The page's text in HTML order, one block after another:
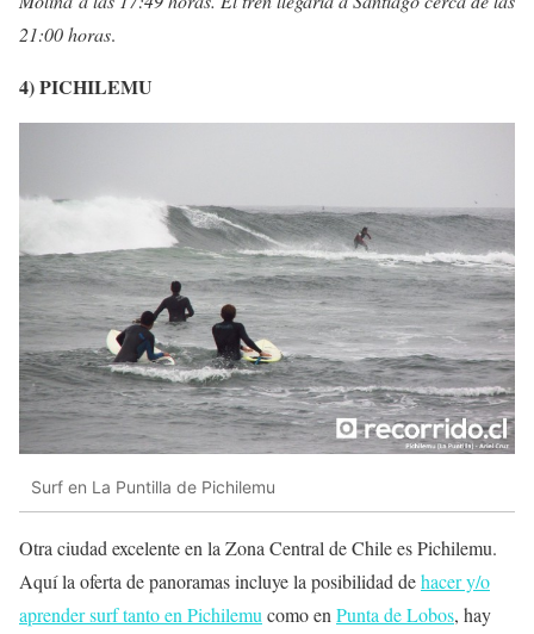
21:00 horas.
4) PICHILEMU
Surf en La Puntilla de Pichilemu
Otra ciudad excelente en la Zona Central de Chile es Pichilemu.
Aquí la oferta de panoramas incluye la posibilidad dehacer y/o
aprender surf tanto en Pichilemucomo enPunta de Lobos, hay